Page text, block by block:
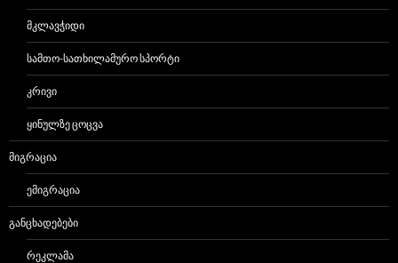
ᲛᲙᲚᲐᲕᲭᲘᲓᲘ
ᲡᲐᲛᲗᲝ-ᲡᲐᲗᲮᲘᲚᲐᲛᲣᲠᲝ ᲡᲞᲝᲠᲢᲘ
ᲙᲠᲘᲕᲘ
ᲧᲘᲜᲣᲚᲖᲔ ᲪᲝᲪᲕᲐ
ᲛᲘᲒᲠᲐᲪᲘᲐ
ᲔᲛᲘᲒᲠᲐᲪᲘᲐ
ᲒᲐᲜᲪᲮᲐᲓᲔᲑᲔᲑᲘ
ᲠᲔᲙᲚᲐᲛᲐ